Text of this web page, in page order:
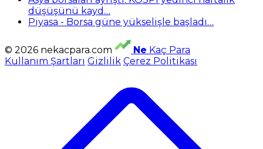
düşüşünü kayd…
Piyasa - Borsa güne yükselişle başladı…
© 2026 nekacpara.com Ne Kaç Para
Kullanım Şartları Gizlilik Çerez Politikası